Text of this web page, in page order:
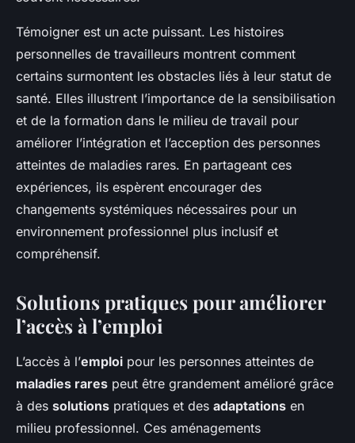
Témoigner est un acte puissant. Les histoires
personnelles de travailleurs montrent comment
certains surmontent les obstacles liés à leur statut de
santé. Elles illustrent l’importance de la sensibilisation
et de la formation dans le milieu de travail pour
améliorer l’intégration et l’acception des personnes
atteintes de maladies rares. En partageant ces
expériences, ils espèrent encourager des
changements systémiques nécessaires pour un
environnement professionnel plus inclusif et
compréhensif.
Solutions pratiques pour améliorer
l’accès à l’emploi
L’accès à l’emploi pour les personnes atteintes de
maladies rares peut être grandement amélioré grâce
à des solutions pratiques et des adaptations en
milieu professionnel. Ces aménagements